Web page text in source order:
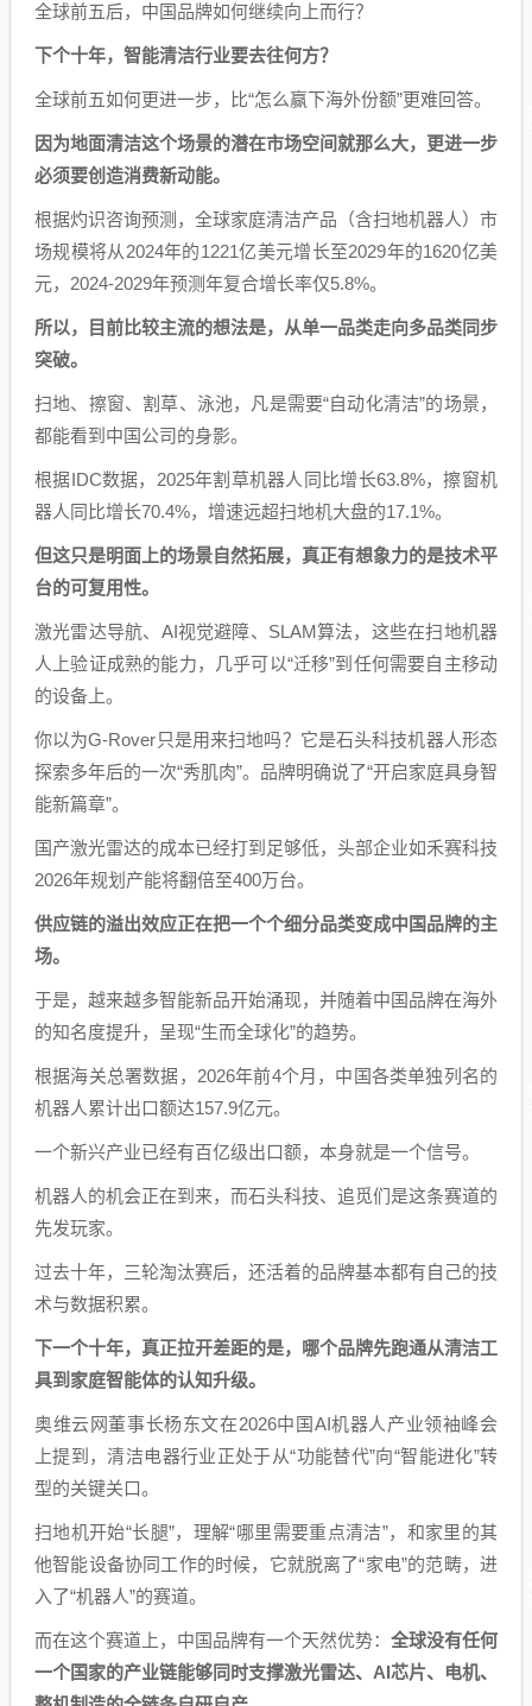
全球前五后，中国品牌如何继续向上而行？
下个十年，智能清洁行业要去往何方？
全球前五如何更进一步，比“怎么赢下海外份额”更难回答。
因为地面清洁这个场景的潜在市场空间就那么大，更进一步
必须要创造消费新动能。
根据灼识咨询预测，全球家庭清洁产品（含扫地机器人）市
场规模将从2024年的1221亿美元增长至2029年的1620亿美
元，2024-2029年预测年复合增长率仅5.8%。
所以，目前比较主流的想法是，从单一品类走向多品类同步
突破。
扫地、擦窗、割草、泳池，凡是需要“自动化清洁”的场景，
都能看到中国公司的身影。
根据IDC数据，2025年割草机器人同比增长63.8%，擦窗机
器人同比增长70.4%，增速远超扫地机大盘的17.1%。
但这只是明面上的场景自然拓展，真正有想象力的是技术平
台的可复用性。
激光雷达导航、AI视觉避障、SLAM算法，这些在扫地机器
人上验证成熟的能力，几乎可以“迁移”到任何需要自主移动
的设备上。
你以为G-Rover只是用来扫地吗？它是石头科技机器人形态
探索多年后的一次“秀肌肉”。品牌明确说了“开启家庭具身智
能新篇章”。
国产激光雷达的成本已经打到足够低，头部企业如禾赛科技
2026年规划产能将翻倍至400万台。
供应链的溢出效应正在把一个个细分品类变成中国品牌的主
场。
于是，越来越多智能新品开始涌现，并随着中国品牌在海外
的知名度提升，呈现“生而全球化”的趋势。
根据海关总署数据，2026年前4个月，中国各类单独列名的
机器人累计出口额达157.9亿元。
一个新兴产业已经有百亿级出口额，本身就是一个信号。
机器人的机会正在到来，而石头科技、追觅们是这条赛道的
先发玩家。
过去十年，三轮淘汰赛后，还活着的品牌基本都有自己的技
术与数据积累。
下一个十年，真正拉开差距的是，哪个品牌先跑通从清洁工
具到家庭智能体的认知升级。
奥维云网董事长杨东文在2026中国AI机器人产业领袖峰会
上提到，清洁电器行业正处于从“功能替代”向“智能进化”转
型的关键关口。
扫地机开始“长腿”，理解“哪里需要重点清洁”，和家里的其
他智能设备协同工作的时候，它就脱离了“家电”的范畴，进
入了“机器人”的赛道。
而在这个赛道上，中国品牌有一个天然优势： 全球没有任何
一个国家的产业链能够同时支撑激光雷达、AI芯片、电机、